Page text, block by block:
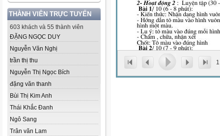
THÀNH VIÊN TRỰC TUYẾN
603 khách và 55 thành viên
ĐẶNG NGỌC DUY
Nguyễn Văn Nghị
trần thị thu
Nguyễn Thị Ngọc Bích
đặng văn thanh
Bùi Thị Kim Anh
Thái Khắc Đanh
Ngô Sang
Trân văn Lam
1